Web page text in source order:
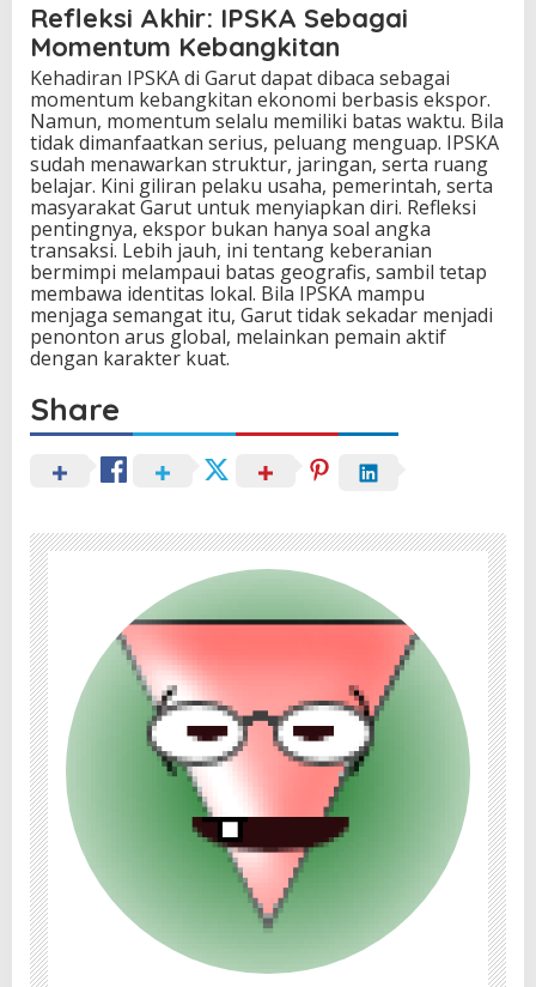
Refleksi Akhir: IPSKA Sebagai
Momentum Kebangkitan
Kehadiran IPSKA di Garut dapat dibaca sebagai
momentum kebangkitan ekonomi berbasis ekspor.
Namun, momentum selalu memiliki batas waktu. Bila
tidak dimanfaatkan serius, peluang menguap. IPSKA
sudah menawarkan struktur, jaringan, serta ruang
belajar. Kini giliran pelaku usaha, pemerintah, serta
masyarakat Garut untuk menyiapkan diri. Refleksi
pentingnya, ekspor bukan hanya soal angka
transaksi. Lebih jauh, ini tentang keberanian
bermimpi melampaui batas geografis, sambil tetap
membawa identitas lokal. Bila IPSKA mampu
menjaga semangat itu, Garut tidak sekadar menjadi
penonton arus global, melainkan pemain aktif
dengan karakter kuat.
Share